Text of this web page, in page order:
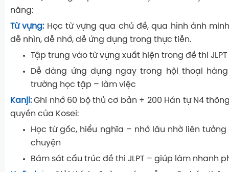
năng:
Từ vựng: Học từ vựng qua chủ đề, qua hình ảnh
dễ nhìn, dễ nhớ, dễ ứng dụng trong thực tiễn.
Tập trung vào từ vựng xuất hiện trong đề thi JLPT
Dễ dàng ứng dụng ngay trong hội thoại
trường học tập – làm việc
Kanji:Ghi nhớ 60 bộ thủ cơ bản + 200 Hán tự N4
quyền của Kosei:
Học từ gốc, hiểu nghĩa – nhớ lâu nhờ liên
chuyện
Bám sát cấu trúc đề thi JLPT – giúp làm nhanh